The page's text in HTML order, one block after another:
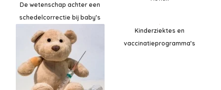
De wetenschap achter een
schedelcorrectie bij baby’s
Kinderziektes en
vaccinatieprogramma’s